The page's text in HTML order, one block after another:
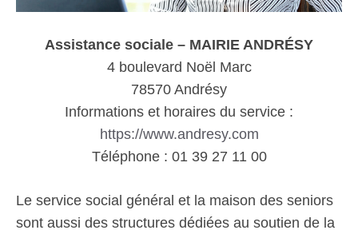
Assistance sociale – MAIRIE ANDRÉSY
4 boulevard Noël Marc
78570 Andrésy
Informations et horaires du service :
https://www.andresy.com
Téléphone : 01 39 27 11 00
Le service social général et la maison des seniors
sont aussi des structures dédiées au soutien de la